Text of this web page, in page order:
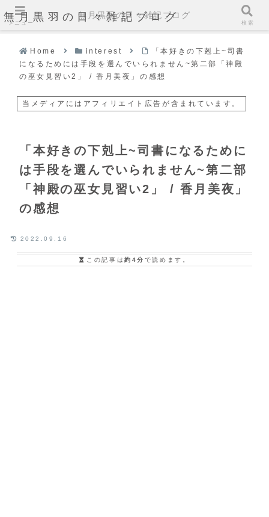
無月黒羽の日々雑記ブログ
Home interest
「本好きの下剋上~司書
になるためには手段を選んでいられません~第二部「神殿
の巫女見習い2」 / 香月美夜」の感想
当メディアにはアフィリエイト広告が含まれています。
「本好きの下剋上~司書になるために
は手段を選んでいられません~第二部
「神殿の巫女見習い2」 / 香月美夜」
の感想
2022.09.16
この記事は約4分 で読めます。
メニュー
無月黒羽の日々雑記ブログ
検索